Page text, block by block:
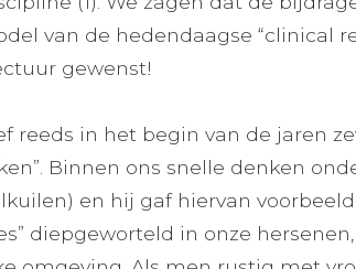
van de hedendaagse “clinical
gewenst!
reeds in het begin van de jaren
Binnen ons snelle denken
en hij gaf hiervan
diepgeworteld in onze